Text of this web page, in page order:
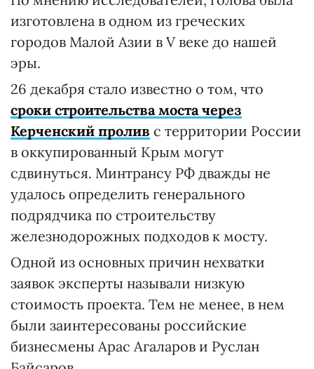
изготовлена в одном из греческих
городов Малой Азии в V веке до нашей
эры.
26 декабря стало известно о том, что
сроки строительства моста через
Керченский пролив с территории России
в оккупированный Крым могут
сдвинуться. Минтрансу РФ дважды не
удалось определить генерального
подрядчика по строительству
железнодорожных подходов к мосту.
Одной из основных причин нехватки
заявок эксперты называли низкую
стоимость проекта. Тем не менее, в нем
были заинтересованы российские
бизнесмены Арас Агаларов и Руслан